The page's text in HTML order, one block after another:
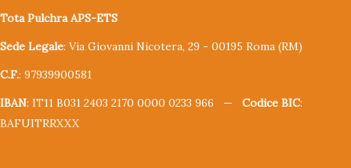
Tota Pulchra APS-ETS
Sede Legale: Via Giovanni Nicotera, 29 - 00195 Roma (RM)
C.F.: 97939900581
IBAN: IT11 B031 2403 2170 0000 0233 966 — Codice BIC:
BAFUITRRXXX